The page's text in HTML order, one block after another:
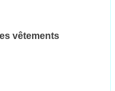
vêtements